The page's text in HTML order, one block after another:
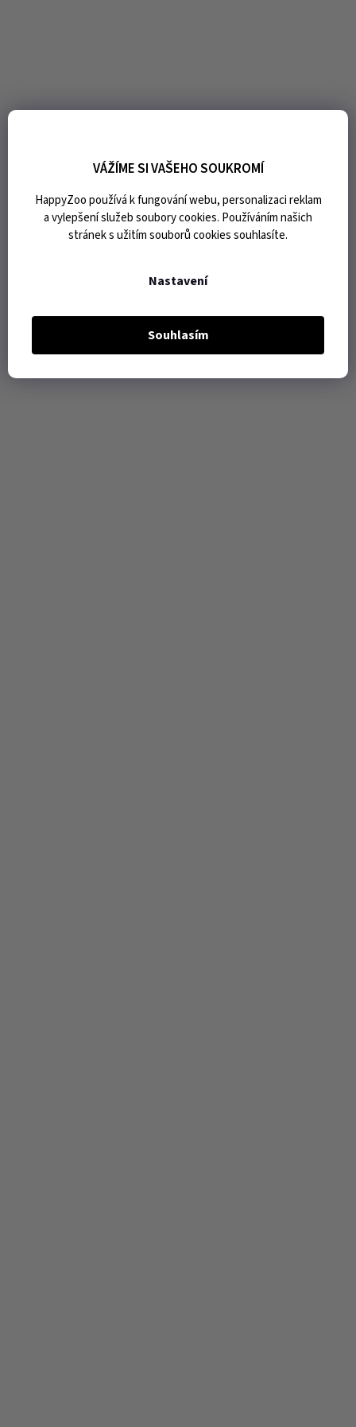
VÁŽÍME SI VAŠEHO SOUKROMÍ
HappyZoo používá k fungování webu, personalizaci reklam
a vylepšení služeb soubory cookies. Používáním našich
stránek s užitím souborů cookies souhlasíte.
Nastavení
Souhlasím